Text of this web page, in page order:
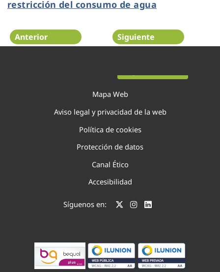
restricción del consumo de agua
Anterior Siguiente
Mapa Web
Aviso legal y privacidad de la web
Política de cookies
Protección de datos
Canal Ético
Accesibilidad
Síguenos en: